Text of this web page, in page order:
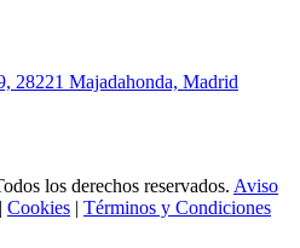
28221 Majadahonda, Madrid
los derechos reservados. Aviso
| Cookies | Términos y Condiciones